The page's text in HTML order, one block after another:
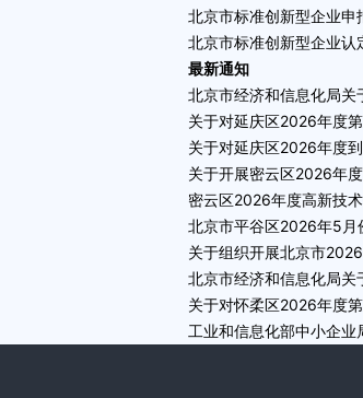
北京市标准创新型企业申
北京市标准创新型企业认
最新通知
北京市经济和信息化局关
关于对延庆区2026年度
关于对延庆区2026年度
关于开展密云区2026年
密云区2026年度高新技
北京市平谷区2026年5月
关于组织开展北京市
北京市经济和信息化局
关于对怀柔区2026年度
工业和信息化部中小企